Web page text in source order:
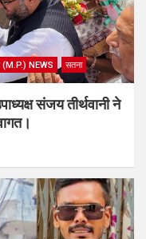
(M.P.) NEWS सतना
संजय तीर्थवानी ने